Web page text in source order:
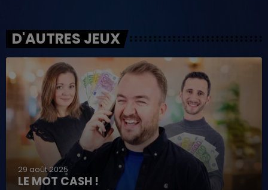
D'AUTRES JEUX
29 août 2025
LE MOT CASH !